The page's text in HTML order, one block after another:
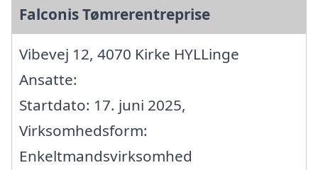
Falconis Tømrerentreprise
Vibevej 12, 4070 Kirke HYLLinge
Ansatte:
Startdato: 17. juni 2025,
Virksomhedsform:
Enkeltmandsvirksomhed